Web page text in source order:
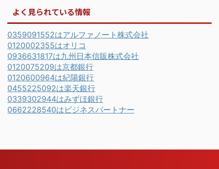
よく見られている情報
0359091552はアルファノート株式会社
0120002355はオリコ
0936631817は九州日本信販株式会社
0120075209は京都銀行
0120600964は紀陽銀行
0455225092は楽天銀行
0339302944はみずほ銀行
0662228540はビジネスパートナー